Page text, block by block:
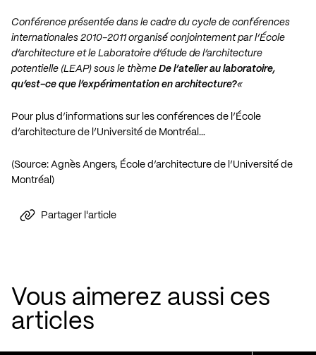
Conférence présentée dans le cadre du cycle de conférences
internationales 2010-2011 organisé conjointement par l’École
d’architecture et le Laboratoire d’étude de l’architecture
potentielle (LEAP) sous le thème De l’atelier au laboratoire,
qu’est-ce que l’expérimentation en architecture?«
Pour plus d’informations sur les conférences de l’École
d’architecture de l’Université de Montréal…
(Source: Agnès Angers, École d’architecture de l’Université de
Montréal)
Partager l'article
Vous aimerez aussi ces
articles